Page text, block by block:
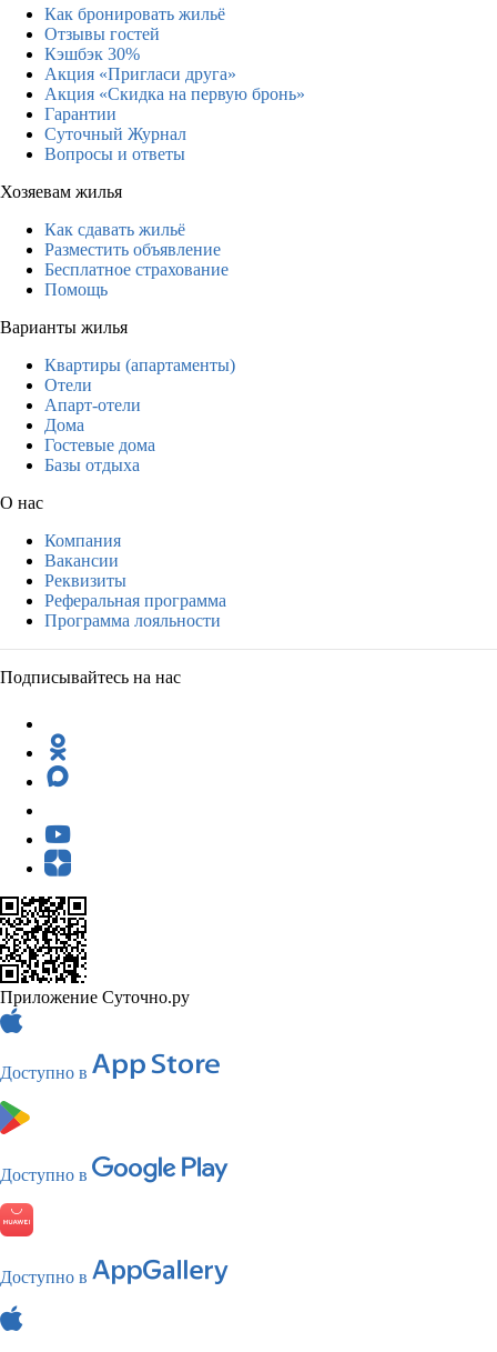
Как бронировать жильё
Отзывы гостей
Кэшбэк 30%
Акция «Пригласи друга»
Акция «Скидка на первую бронь»
Гарантии
Суточный Журнал
Вопросы и ответы
Хозяевам жилья
Как сдавать жильё
Разместить объявление
Бесплатное страхование
Помощь
Варианты жилья
Квартиры (апартаменты)
Отели
Апарт-отели
Дома
Гостевые дома
Базы отдыха
О нас
Компания
Вакансии
Реквизиты
Реферальная программа
Программа лояльности
Подписывайтесь на нас
Приложение Суточно.ру
Доступно в
Доступно в
Доступно в